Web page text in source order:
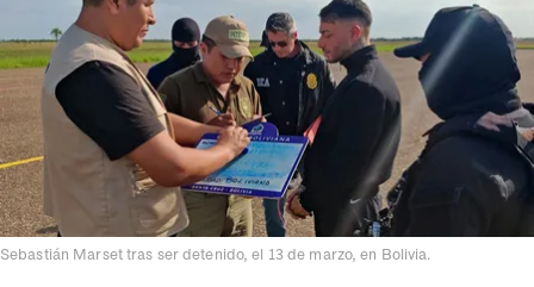
Sebastián Marset tras ser detenido, el 13 de marzo, en Bolivia.